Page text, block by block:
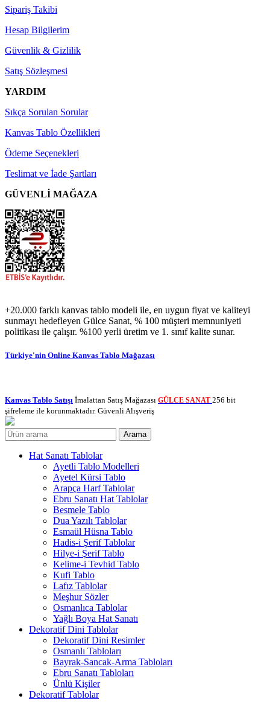
Sipariş Takibi
Hesap Bilgilerim
Güvenlik & Gizlilik
Satış Sözleşmesi
YARDIM
Sıkça Sorulan Sorular
Kanvas Tablo Özellikleri
Ödeme Seçenekleri
Teslimat ve İade Şartları
GÜVENLİ MAĞAZA
+20.000 farklı kanvas tablo modeli ile, en uygun fiyat ve kaliteyi
sunmayı hedefleyen Gülce Sanat, % 100 müşteri memnuniyeti
politikası ile çalışır. %100 yerli üretim ve 1. sınıf kalite sunar.
Türkiye'nin Online Kanvas Tablo Mağazası
Kanvas Tablo Satışı İmalattan Satış Mağazası GÜLCE SANAT 256 bit
şifreleme ile korunmaktadır. Güvenli Alışveriş
Arama
Hat Sanatı Tablolar
Ayetli Tablo Modelleri
Ayetel Kürsi Tablo
Arapça Harf Tablolar
Ebru Sanatı Hat Tablolar
Besmele Tablo
Dua Yazılı Tablolar
Esmaül Hüsna Tablo
Hadis-i Şerif Tablolar
Hilye-i Şerif Tablo
Kelime-i Tevhid Tablo
Kufi Tablo
Lafız Tablolar
Meşhur Sözler
Osmanlıca Tablolar
Yağlı Boya Hat Sanatı
Dekoratif Dini Tablolar
Dekoratif Dini Resimler
Osmanlı Tabloları
Bayrak-Sancak-Arma Tabloları
Ebru Sanatı Tabloları
Ünlü Kişiler
Dekoratif Tablolar